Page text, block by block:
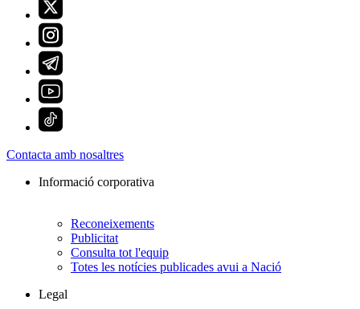
Contacta amb nosaltres
Informació corporativa
Reconeixements
Publicitat
Consulta tot l'equip
Totes les notícies publicades avui a Nació
Legal